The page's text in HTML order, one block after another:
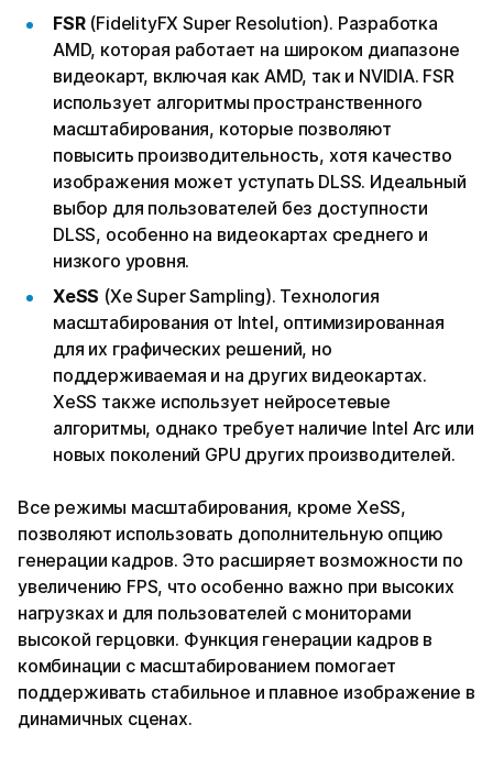
FSR(FidelityFX Super Resolution). Разработка
AMD, которая работает на широком диапазоне
видеокарт, включая как AMD, так и NVIDIA. FSR
использует алгоритмы пространственного
масштабирования, которые позволяют
повысить производительность, хотя качество
изображения может уступать DLSS. Идеальный
выбор для пользователей без доступности
DLSS, особенно на видеокартах среднего и
низкого уровня.
XeSS (Xe Super Sampling). Технология
масштабирования от Intel, оптимизированная
для их графических решений, но
поддерживаемая и на других видеокартах.
XeSS также использует нейросетевые
алгоритмы, однако требует наличие Intel Arc или
новых поколений GPU других производителей.
Все режимы масштабирования, кроме XeSS,
позволяют использовать дополнительную опцию
генерации кадров. Это расширяет возможности по
увеличению FPS, что особенно важно при высоких
нагрузках и для пользователей с мониторами
высокой герцовки. Функция генерации кадров в
комбинации с масштабированием помогает
поддерживать стабильное и плавное изображение в
динамичных сценах.